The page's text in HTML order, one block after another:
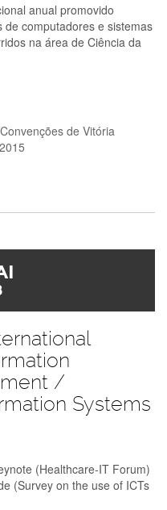
anual promovido
de computadores e sistemas
na área de Ciência da
de Vitória
/
Systems
(Healthcare-IT Forum)
(Survey on the use of ICTs